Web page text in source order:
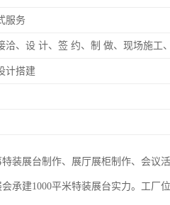
服务
计搭建
特装展台制作、展厅展柜制作、会
承建1000平米特装展台实力。工